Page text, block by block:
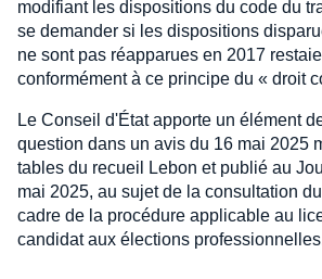
modifiant les dispositions du code du
se demander si les dispositions
ne sont pas réapparues en 2017
conformément à ce principe du « droit
Le Conseil d'État apporte un élément
question dans un avis du 16 mai 2025
tables du recueil Lebon et publié au
mai 2025, au sujet de la consultation
cadre de la procédure applicable au
candidat aux élections